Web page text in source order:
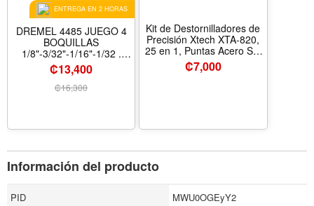
ENTREGA EN 2 HORAS
DREMEL 4485 JUEGO 4
BOQUILLAS
1/8"-3/32"-1/16"-1/32 .
2615504485
₡13,400
₡16,300
Kit de Destornilladores de
Precisión Xtech XTA-820,
25 en 1, Puntas Acero S2,
Estuche de Aluminio
₡7,000
Información del producto
PID
MWU0OGEyY2